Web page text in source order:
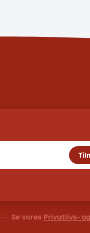
Se vores Privatlivs-